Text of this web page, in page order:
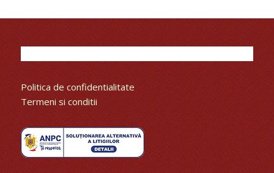
Politica de confidentialitate
Termeni si conditii